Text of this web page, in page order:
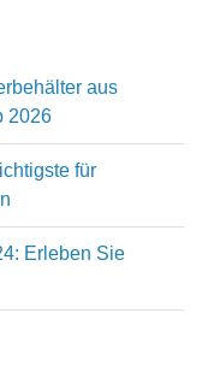
aus
2026
für
Erleben Sie